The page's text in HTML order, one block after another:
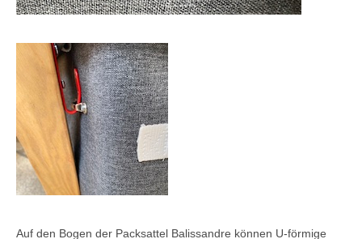
Auf den Bogen der Packsattel Balissandre können U-förmige